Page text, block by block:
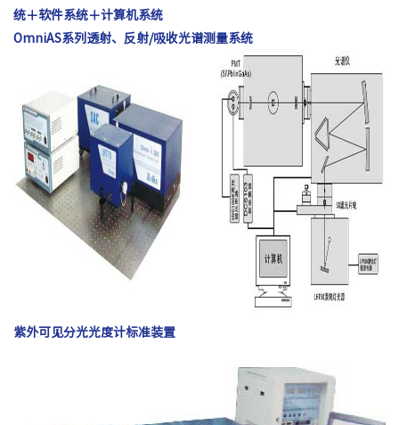
统＋软件系统＋计算机系统
OmniAS系列透射、反射/吸收光谱测量系统
紫外可见分光光度计标准装置